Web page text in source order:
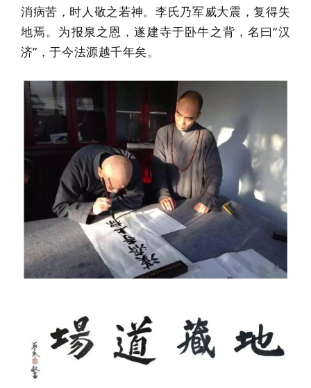
消病苦，时人敬之若神。李氏乃军威大震，复得失
地焉。为报泉之恩，遂建寺于卧牛之背，名曰“汉
济”，于今法源越千年矣。